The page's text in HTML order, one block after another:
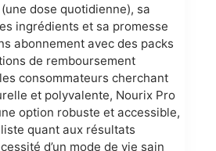
dose quotidienne), sa
ingrédients et sa promesse
abonnement avec des packs
de remboursement
consommateurs cherchant
et polyvalente, Nourix Pro
option robuste et accessible,
quant aux résultats
d’un mode de vie sain